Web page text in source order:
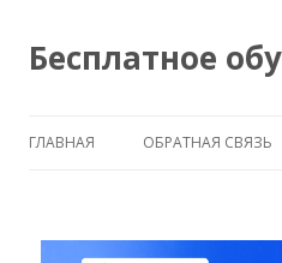
Бесплатное
ГЛАВНАЯ ОБРАТНАЯ СВЯЗЬ